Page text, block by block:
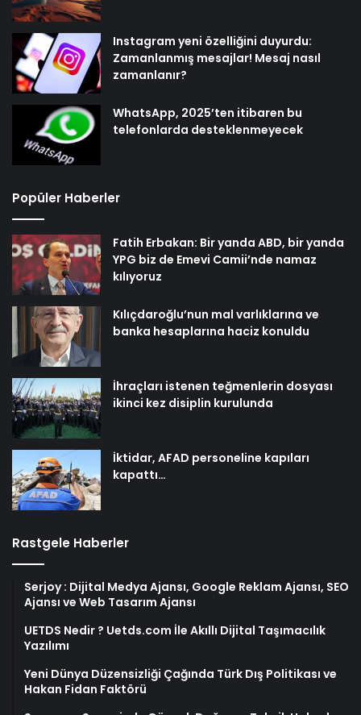
Instagram yeni özelliğini duyurdu:
Zamanlanmış mesajlar! Mesaj nasıl
zamanlanır?
WhatsApp, 2025’ten itibaren bu
telefonlarda desteklenmeyecek
Popüler Haberler
Fatih Erbakan: Bir yanda ABD, bir yanda
YPG biz de Emevi Camii’nde namaz
kılıyoruz
Kılıçdaroğlu’nun mal varlıklarına ve
banka hesaplarına haciz konuldu
İhraçları istenen teğmenlerin dosyası
ikinci kez disiplin kurulunda
İktidar, AFAD personeline kapıları
kapattı…
Rastgele Haberler
Serjoy : Dijital Medya Ajansı, Google Reklam Ajansı, SEO
Ajansı ve Web Tasarım Ajansı
UETDS Nedir ? Uetds.com İle Akıllı Dijital Taşımacılık
Yazılımı
Yeni Dünya Düzensizliği Çağında Türk Dış Politikası ve
Hakan Fidan Faktörü